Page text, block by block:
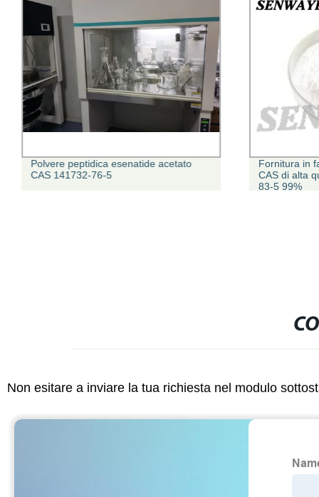
Polvere peptidica esenatide acetato
CAS 141732-76-5
Fornitura in
CAS di alta
83-5 99%
Non esitare a inviare la tua richiesta nel modulo